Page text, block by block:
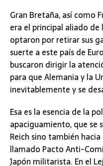
Gran Bretaña, así como
era el principal aliado de
optaron por retirar sus
suerte a este país de
buscaron dirigir la
para que Alemania y la
inevitablemente y se
Esa es la esencia de la
apaciguamiento, que se
Reich sino también
llamado Pacto Anti-
Japón militarista. En el